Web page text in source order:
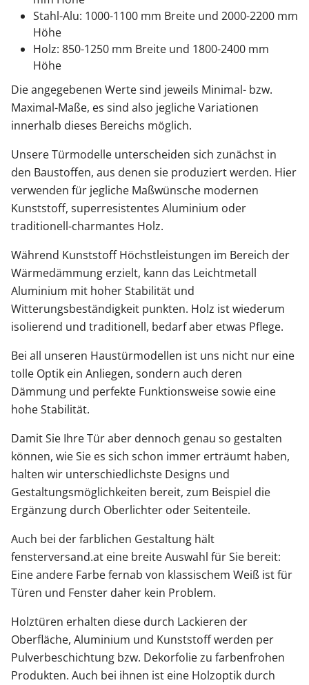
Stahl-Alu: 1000-1100 mm Breite und 2000-2200 mm
Höhe
Holz: 850-1250 mm Breite und 1800-2400 mm
Höhe
Die angegebenen Werte sind jeweils Minimal- bzw.
Maximal-Maße, es sind also jegliche Variationen
innerhalb dieses Bereichs möglich.
Unsere Türmodelle unterscheiden sich zunächst in
den Baustoffen, aus denen sie produziert werden. Hier
verwenden für jegliche Maßwünsche modernen
Kunststoff, superresistentes Aluminium oder
traditionell-charmantes Holz.
Während Kunststoff Höchstleistungen im Bereich der
Wärmedämmung erzielt, kann das Leichtmetall
Aluminium mit hoher Stabilität und
Witterungsbeständigkeit punkten. Holz ist wiederum
isolierend und traditionell, bedarf aber etwas Pflege.
Bei all unseren Haustürmodellen ist uns nicht nur eine
tolle Optik ein Anliegen, sondern auch deren
Dämmung und perfekte Funktionsweise sowie eine
hohe Stabilität.
Damit Sie Ihre Tür aber dennoch genau so gestalten
können, wie Sie es sich schon immer erträumt haben,
halten wir unterschiedlichste Designs und
Gestaltungsmöglichkeiten bereit, zum Beispiel die
Ergänzung durch Oberlichter oder Seitenteile.
Auch bei der farblichen Gestaltung hält
fensterversand.at eine breite Auswahl für Sie bereit:
Eine andere Farbe fernab von klassischem Weiß ist für
Türen und Fenster daher kein Problem.
Holztüren erhalten diese durch Lackieren der
Oberfläche, Aluminium und Kunststoff werden per
Pulverbeschichtung bzw. Dekorfolie zu farbenfrohen
Produkten. Auch bei ihnen ist eine Holzoptik durch